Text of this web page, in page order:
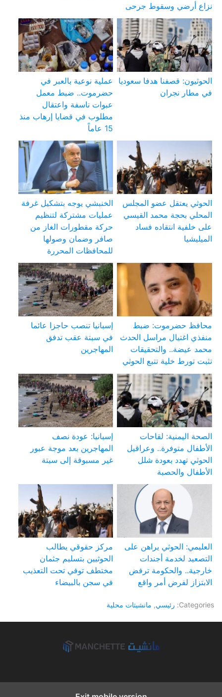
نزاع أرضي وسقوط جرحى
الحوثيون: قصفنا هدفا سعوديا
في مطار نجران
عملية نوعية بالعبر في
حضرموت.. ضبط معمل
عبوات ناسفة واعتقال
مطلوب في قضايا إرهاب منذ
15 عاماً
الحوثي يعتقل عضو المجلس
المحلي بحجة محمد القيسي
على خلفية انتقاده فساد
الميليشيا
الخنبشي يوجه بتشكيل غرفة
عمليات مشتركة لتنظيم
حركة مقطورات الغاز من
صافر وضمان وصولها
للمحافظات المحررة
محافظ حضرموت: ضبط
منفذي اغتيال مراسل الحدث
محمد عيضة.. والتحقيقات
تثبت تورط خلية تتبع الحوثي
إسبانيا تنصب حاجزا عائما
في سبتة عقب تدفق
المهاجرين
الصحة اليمنية: لقاحات
الأطفال متوفرة.. وعراقيل
الحوثي تهدد بعودة شلل
الأطفال والحصبة
إسبانيا: عودة نصف
المهاجرين بعد موجة عبور
غير مسبوقة إلى سبتة
العليمي: الحوثي يراهن على
التصعيد لخدمة أجندات
خارجية.. والحكومة ترفض
الابتزاز لفرض أمر واقع
مركز حقوقي يطالب
الحوثيين بتسليم جثمان
مختطف توفي تحت التعذيب
في سجن بالبيضاء
Categories: رئيسي, مانشيتات محلية